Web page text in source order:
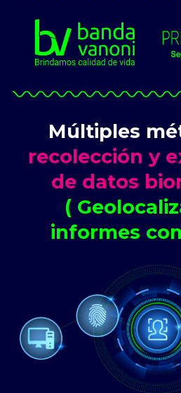
Múltiples
recolección y
de datos
(
informes